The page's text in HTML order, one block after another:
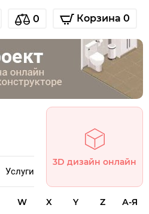
0 Корзина 0
Услуги
3D дизайн онлайн
W X Y Z А-Я